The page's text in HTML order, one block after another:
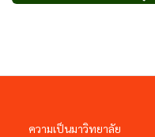
ความเป็นมาวิทยาลัย